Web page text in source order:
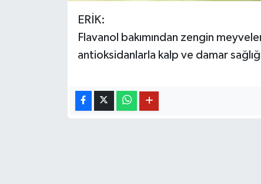
ERİK:
Flavanol bakımından zengin
antioksidanlarla kalp ve damar